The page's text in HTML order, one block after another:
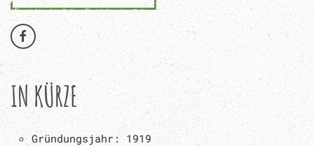
IN KÜRZE
Gründungsjahr: 1919